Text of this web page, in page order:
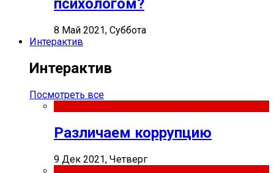
психологом?
8 Май 2021, Суббота
Интерактив
Интерактив
Посмотреть все
Различаем коррупцию
9 Дек 2021, Четверг